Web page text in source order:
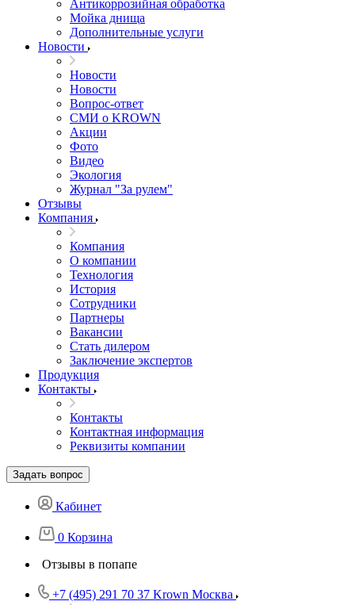
Антикоррозийная обработка
Мойка днища
Дополнительные услуги
Новости
Новости
Новости
Вопрос-ответ
СМИ о KROWN
Акции
Фото
Видео
Экология
Журнал "За рулем"
Отзывы
Компания
Компания
О компании
Технология
История
Сотрудники
Партнеры
Вакансии
Стать дилером
Заключение экспертов
Продукция
Контакты
Контакты
Контактная информация
Реквизиты компании
Задать вопрос
Кабинет
0 Корзина
Отзывы в попапе
+7 (495) 291 70 37 Krown Москва